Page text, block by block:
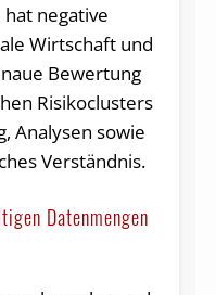
negative
Wirtschaft und
Bewertung
Risikoclusters
Analysen sowie
Verständnis.
Datenmengen